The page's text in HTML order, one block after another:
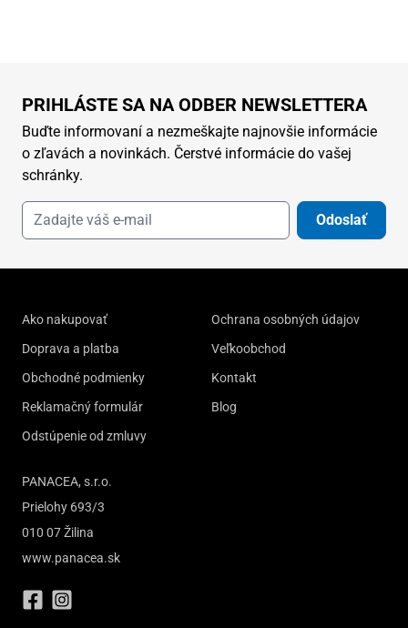
PRIHLÁSTE SA NA ODBER NEWSLETTERA
Buďte informovaní a nezmeškajte najnovšie informácie
o zľavách a novinkách. Čerstvé informácie do vašej
schránky.
Odoslať
Ako nakupovať
Doprava a platba
Obchodné podmienky
Reklamačný formulár
Odstúpenie od zmluvy
Ochrana osobných údajov
Veľkoobchod
Kontakt
Blog
PANACEA, s.r.o.
Prielohy 693/3
010 07 Žilina
www.panacea.sk